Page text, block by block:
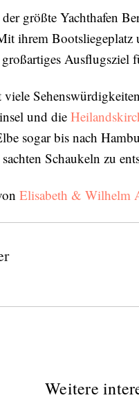
größte Yachthafen
ihrem
Ausflugsziel
und die
sogar bis nach
Schaukeln zu
Elisabeth & Wilhelm
Weitere